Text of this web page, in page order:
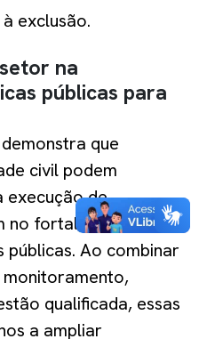
exclusão.
na
públicas para
que
civil podem
execução de
no fortalecimento
públicas. Ao combinar
qualificada, essas
a ampliar